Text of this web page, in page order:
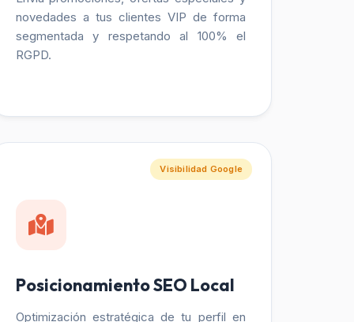
novedades a tus clientes VIP de forma
segmentada y respetando al 100% el
RGPD.
Visibilidad Google
Posicionamiento SEO Local
Optimización estratégica de tu perfil en